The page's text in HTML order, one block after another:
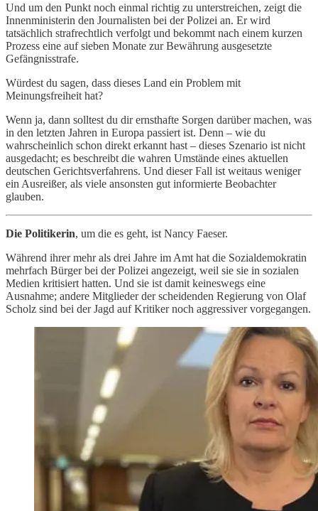
Und um den Punkt noch einmal richtig zu unterstreichen, zeigt die
Innenministerin den Journalisten bei der Polizei an. Er wird
tatsächlich strafrechtlich verfolgt und bekommt nach einem kurzen
Prozess eine auf sieben Monate zur Bewährung ausgesetzte
Gefängnisstrafe.
Würdest du sagen, dass dieses Land ein Problem mit
Meinungsfreiheit hat?
Wenn ja, dann solltest du dir ernsthafte Sorgen darüber machen, was
in den letzten Jahren in Europa passiert ist. Denn – wie du
wahrscheinlich schon direkt erkannt hast – dieses Szenario ist nicht
ausgedacht; es beschreibt die wahren Umstände eines aktuellen
deutschen Gerichtsverfahrens. Und dieser Fall ist weitaus weniger
ein Ausreißer, als viele ansonsten gut informierte Beobachter
glauben.
Die Politikerin, um die es geht, ist Nancy Faeser.
Während ihrer mehr als drei Jahre im Amt hat die Sozialdemokratin
mehrfach Bürger bei der Polizei angezeigt, weil sie sie in sozialen
Medien kritisiert hatten. Und sie ist damit keineswegs eine
Ausnahme; andere Mitglieder der scheidenden Regierung von Olaf
Scholz sind bei der Jagd auf Kritiker noch aggressiver vorgegangen.